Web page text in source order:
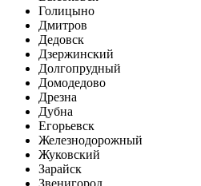
Голицыно
Дмитров
Дедовск
Дзержинский
Долгопрудный
Домодедово
Дрезна
Дубна
Егорьевск
Железнодорожный
Жуковский
Зарайск